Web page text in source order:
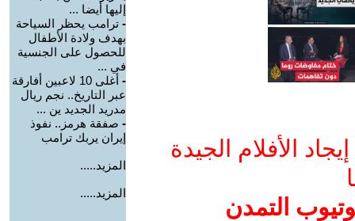
الأفلام الجيدة
التمدن
إليها أيضا ...
- ترامب يحظر السياحة
بهدف ولادة الأطفال
للحصول على الجنسية
في ...
-
أغلى 10 لاعبين أفارقة
عبر التاريخ.. نجم ريال
مدريد الجديد ين ...
- صفقة هرمز.. نفوذ
إيران يربك ترامب
المزيد.....
المزيد.....